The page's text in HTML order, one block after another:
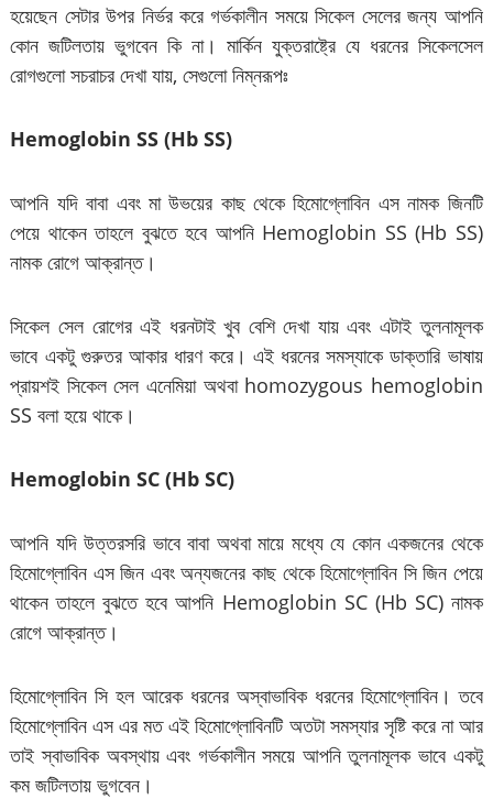
হয়েছেন সেটার উপর নির্ভর করে গর্ভকালীন সময়ে সিকেল সেলের জন্য আপনি
কোন জটিলতায় ভুগবেন কি না। মার্কিন যুক্তরাষ্ট্রে যে ধরনের সিকেলসেল
রোগগুলো সচরাচর দেখা যায়, সেগুলো নিম্নরূপঃ
Hemoglobin SS (Hb SS)
আপনি যদি বাবা এবং মা উভয়ের কাছ থেকে হিমোগ্লোবিন এস নামক জিনটি
পেয়ে থাকেন তাহলে বুঝতে হবে আপনি Hemoglobin SS (Hb SS)
নামক রোগে আক্রান্ত।
সিকেল সেল রোগের এই ধরনটাই খুব বেশি দেখা যায় এবং এটাই তুলনামূলক
ভাবে একটু গুরুতর আকার ধারণ করে। এই ধরনের সমস্যাকে ডাক্তারি ভাষায়
প্রায়শই সিকেল সেল এনেমিয়া অথবা homozygous hemoglobin
SS বলা হয়ে থাকে।
Hemoglobin SC (Hb SC)
আপনি যদি উত্তরসরি ভাবে বাবা অথবা মায়ে মধ্যে যে কোন একজনের থেকে
হিমোগ্লোবিন এস জিন এবং অন্যজনের কাছ থেকে হিমোগ্লোবিন সি জিন পেয়ে
থাকেন তাহলে বুঝতে হবে আপনি Hemoglobin SC (Hb SC) নামক
রোগে আক্রান্ত।
হিমোগ্লোবিন সি হল আরেক ধরনের অস্বাভাবিক ধরনের হিমোগ্লোবিন। তবে
হিমোগ্লোবিন এস এর মত এই হিমোগ্লোবিনটি অতটা সমস্যার সৃষ্টি করে না আর
তাই স্বাভাবিক অবস্থায় এবং গর্ভকালীন সময়ে আপনি তুলনামূলক ভাবে একটু
কম জটিলতায় ভুগবেন।